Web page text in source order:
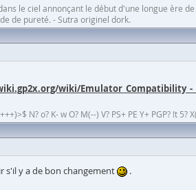
le ciel annonçant le début d'une longue ère
de pureté. - Sutra originel dork.
wiki/Emulator_Compatibility_-
N? o? K- w O? M(--) V? PS+ PE Y+ PGP? !t
s'il y a de bon changement
.